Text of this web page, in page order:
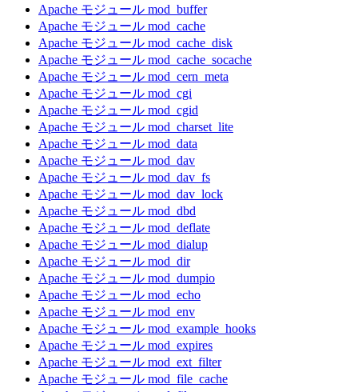
Apache モジュール mod_buffer
Apache モジュール mod_cache
Apache モジュール mod_cache_disk
Apache モジュール mod_cache_socache
Apache モジュール mod_cern_meta
Apache モジュール mod_cgi
Apache モジュール mod_cgid
Apache モジュール mod_charset_lite
Apache モジュール mod_data
Apache モジュール mod_dav
Apache モジュール mod_dav_fs
Apache モジュール mod_dav_lock
Apache モジュール mod_dbd
Apache モジュール mod_deflate
Apache モジュール mod_dialup
Apache モジュール mod_dir
Apache モジュール mod_dumpio
Apache モジュール mod_echo
Apache モジュール mod_env
Apache モジュール mod_example_hooks
Apache モジュール mod_expires
Apache モジュール mod_ext_filter
Apache モジュール mod_file_cache